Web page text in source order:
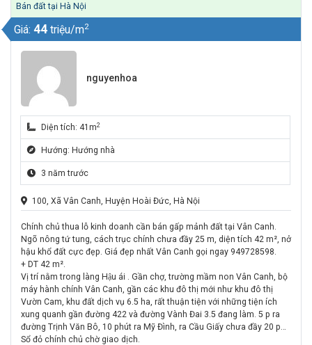
Bán đất tại Hà Nội
Giá:44 triệu/m2
nguyenhoa
Diện tích: 41m2
Hướng: Hướng nhà
3 năm trước
100, Xã Vân Canh, Huyện Hoài Đức, Hà Nội
Chính chủ thua lỗ kinh doanh cần bán gấp mảnh đất tại Vân Canh.
Ngõ nông tứ tung, cách trục chính chưa đầy 25 m, diện tích 42 m², nở
hậu khổ đất cực đẹp. Giá đẹp nhất Vân Canh gọi ngay 949728598.
+ DT 42 m².
Vị trí nằm trong làng Hậu ái . Gần chợ, trường mầm non Vân Canh, bộ
máy hành chính Vân Canh, gần các khu đô thị mới như khu đô thị
Vườn Cam, khu đất dịch vụ 6.5 ha, rất thuận tiện với những tiện ích
xung quanh gần đường 422 và đường Vành Đai 3.5 đang làm. 5 p ra
đường Trịnh Văn Bô, 10 phút ra Mỹ Đình, ra Cầu Giấy chưa đầy 20 p…
Sổ đỏ chính chủ chờ giao dịch.